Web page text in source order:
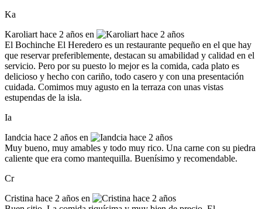
Ka
Karoliart hace 2 años en
El Bochinche El Heredero es un restaurante pequeño en el que hay
que reservar preferiblemente, destacan su amabilidad y calidad en el
servicio. Pero por su puesto lo mejor es la comida, cada plato es
delicioso y hecho con cariño, todo casero y con una presentación
cuidada. Comimos muy agusto en la terraza con unas vistas
estupendas de la isla.
Ia
Iandcia hace 2 años en
Muy bueno, muy amables y todo muy rico. Una carne con su piedra
caliente que era como mantequilla. Buenísimo y recomendable.
Cr
Cristina hace 2 años en